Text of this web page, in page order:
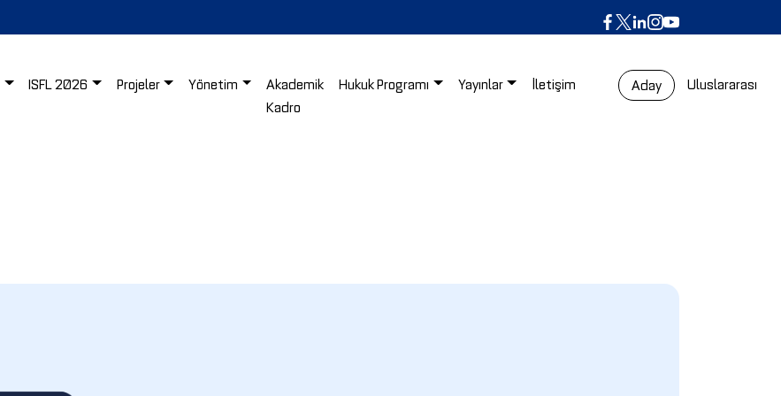
ISFL 2026 Projeler Yönetim
Akademik
Kadro
Hukuk Programı Yayınlar İletişim Aday Uluslararası